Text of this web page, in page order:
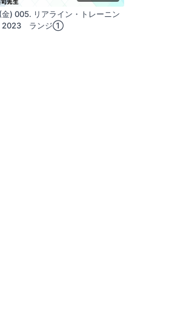
ックス。
) 005. リアライン・トレーニン
2023 ランジ①